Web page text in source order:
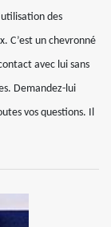
des
C’est un chevronné
avec lui sans
Demandez-lui
vos questions. Il